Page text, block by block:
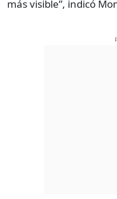
más visible”, indicó